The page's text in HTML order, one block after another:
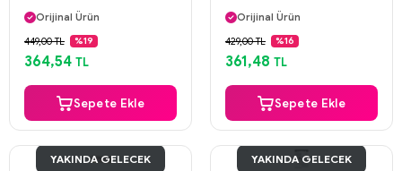
Orijinal Ürün
Güvenli Ödeme
Aynı Gün Kargo
449,00 TL %19
364,54 TL
Sepete Ekle
Orijinal Ürün
Güvenli Ödeme
Aynı Gün Kargo
429,00 TL %16
361,48 TL
Sepete Ekle
YAKINDA GELECEK YAKINDA GELECEK